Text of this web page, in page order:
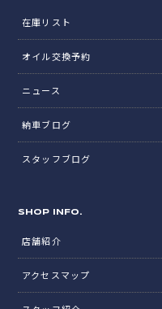
2014年11月
UPDATE INFO.
オイル交換予約